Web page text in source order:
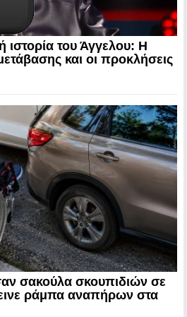
του Άγγελου: Η
και οι προκλήσεις
σακούλα σκουπιδιών σε
ράμπα αναπήρων στα